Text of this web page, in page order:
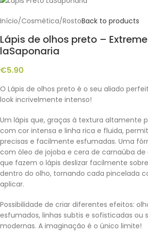
Início/Cosmética/RostoBack to products
Lápis de olhos preto –
laSaponaria
€5.90
O Lápis de olhos preto é o seu aliado
look incrivelmente intenso!
Um lápis que, graças à textura altamente
com cor intensa e linha rica e fluida,
precisas e facilmente esfumadas. Uma
com óleo de jojoba e cera de carnaúba
que fazem o lápis deslizar facilmente
dentro do olho, tornando cada pincelada
aplicar.
Possibilidade de criar diferentes efeitos:
esfumados, linhas subtis e sofisticadas ou
modernas. A imaginação é o único limite!